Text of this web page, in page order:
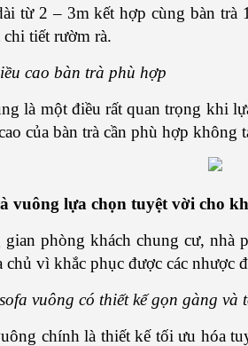
từ 2 – 3m kết hợp cùng bàn trà
tiết rườm rà.
cao bàn trà phù hợp
là một điều rất quan trọng khi
của bàn trà cần phù hợp không
vuông lựa chọn tuyệt vời cho
phòng khách chung cư, nhà
chủ vì khắc phục được các nhược
vuông có thiết kế gọn gàng và
chính là thiết kế tối ưu hóa